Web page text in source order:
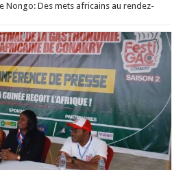
Nongo: Des mets africains au rendez-